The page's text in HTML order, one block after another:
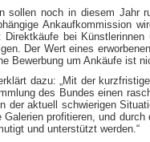
sollen noch in diesem Jahr
Ankaufkommission
bei
Der Wert eines
Bewerbung um Ankäufe ist
dazu: „Mit der
des Bundes einen
der aktuell schwierigen
Galerien profitieren, und
und unterstützt werden.“